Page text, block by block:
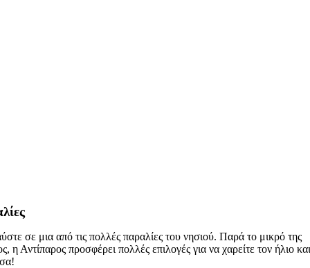
σε μια από τις πολλές παραλίες του νησιού. Παρά το μικρό της
η Αντίπαρος προσφέρει πολλές επιλογές για να χαρείτε τον ήλιο